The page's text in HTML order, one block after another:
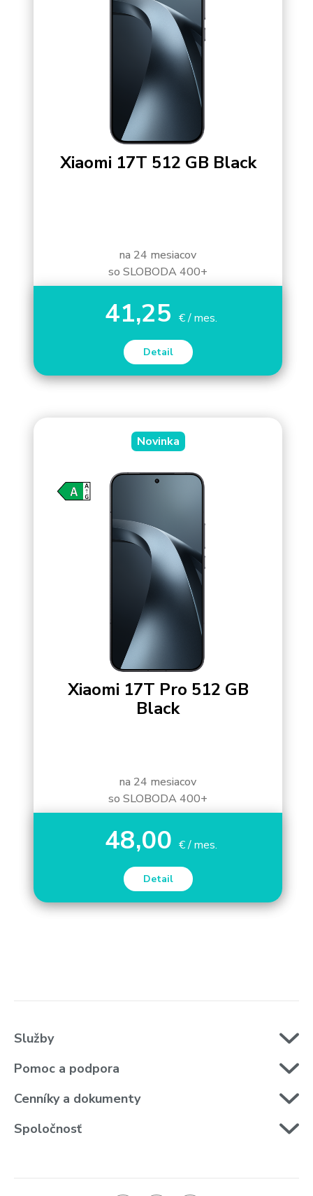
Xiaomi 17T 512 GB Black
na 24 mesiacov
so SLOBODA 400+
41,25 € / mes.
Detail
Novinka
Xiaomi 17T Pro 512 GB
Black
na 24 mesiacov
so SLOBODA 400+
48,00 € / mes.
Detail
Služby
Pomoc a podpora
Cenníky a dokumenty
Spoločnosť